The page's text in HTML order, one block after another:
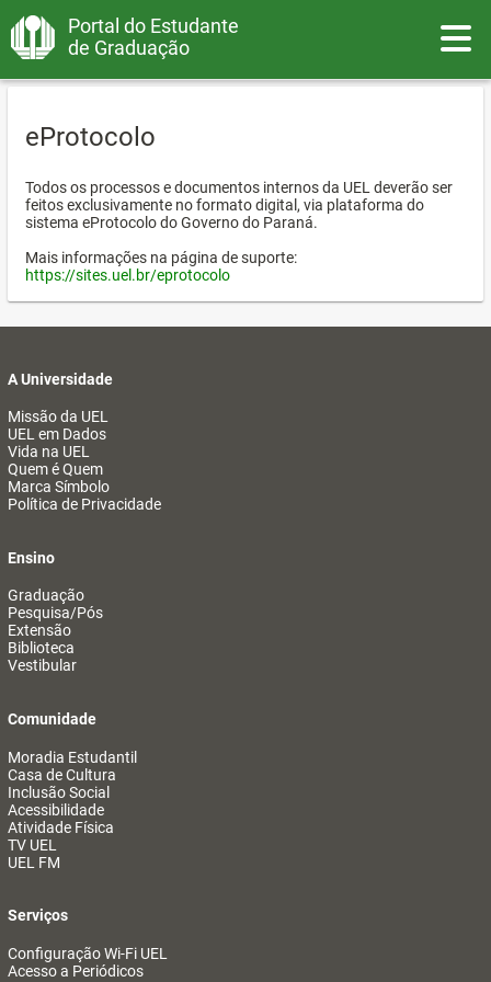
Portal do Estudante
de Graduação
eProtocolo
Todos os processos e documentos internos da UEL deverão ser
feitos exclusivamente no formato digital, via plataforma do
sistema eProtocolo do Governo do Paraná.
Mais informações na página de suporte:
https://sites.uel.br/eprotocolo
A Universidade
Missão da UEL
UEL em Dados
Vida na UEL
Quem é Quem
Marca Símbolo
Política de Privacidade
Ensino
Graduação
Pesquisa/Pós
Extensão
Biblioteca
Vestibular
Comunidade
Moradia Estudantil
Casa de Cultura
Inclusão Social
Acessibilidade
Atividade Física
TV UEL
UEL FM
Serviços
Configuração Wi-Fi UEL
Acesso a Periódicos